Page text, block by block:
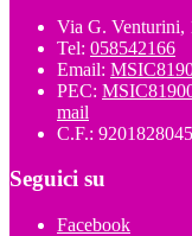
Via G. Venturini,
Tel: 058542166
Email:
PEC:
mail
C.F.:
Seguici su
Facebook